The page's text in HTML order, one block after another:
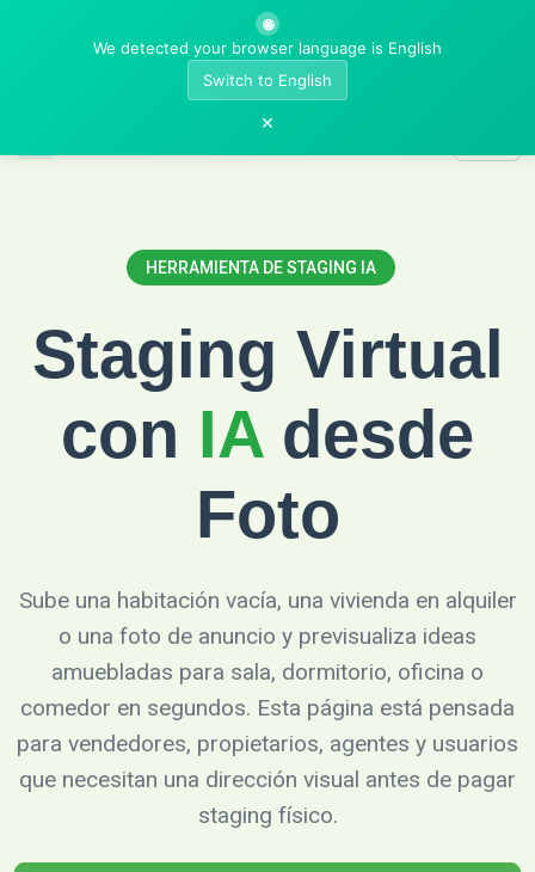
🌐
We detected your browser language is English
Switch to English
×
AI Room Designer
HERRAMIENTA DE STAGING IA
Staging Virtual
con IAdesde
Foto
Sube una habitación vacía, una vivienda en alquiler
o una foto de anuncio y previsualiza ideas
amuebladas para sala, dormitorio, oficina o
comedor en segundos. Esta página está pensada
para vendedores, propietarios, agentes y usuarios
que necesitan una dirección visual antes de pagar
staging físico.